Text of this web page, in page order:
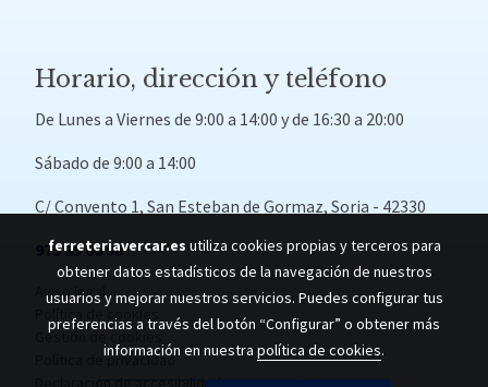
Horario, dirección y teléfono
De Lunes a Viernes de 9:00 a 14:00 y de 16:30 a 20:00
Sábado de 9:00 a 14:00
C/ Convento 1, San Esteban de Gormaz, Soria - 42330
975 35 06 98
Aviso legal
Política de cookies
Gestión de cookies
Política de privacidad
Declaración de accesibilidad
ferreteriavercar.es utiliza cookies propias y terceros para
obtener datos estadísticos de la navegación de nuestros
usuarios y mejorar nuestros servicios. Puedes configurar tus
preferencias a través del botón “Configurar” o obtener más
información en nuestra política de cookies.